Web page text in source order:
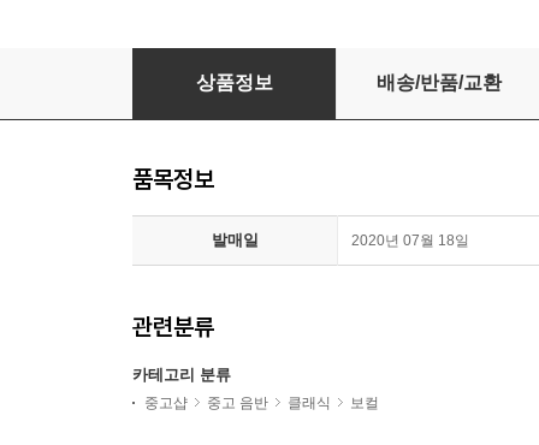
Charlotte Church / Voice Of An Angel
상품정보 배송/반품/교환
품목정보
발매일 2020년 07월 18일
관련분류
카테고리 분류
중고샵 중고 음반 클래식 보컬